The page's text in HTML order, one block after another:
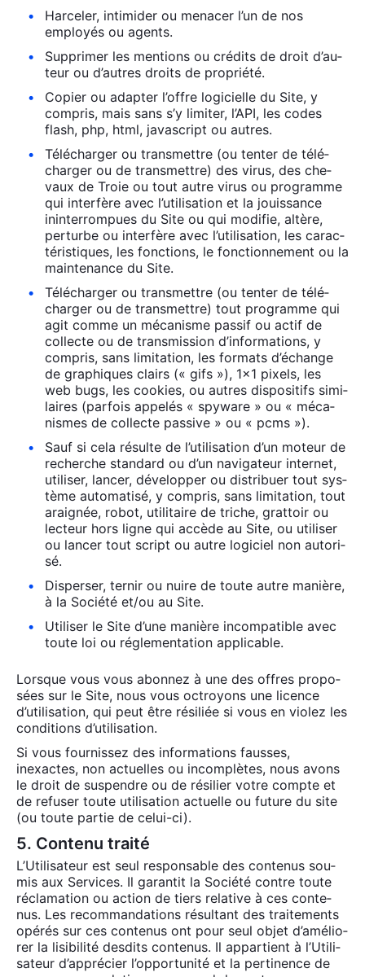
Har­ce­ler, inti­mi­der ou mena­cer l’un de nos
employés ou agents.
Sup­pri­mer les men­tions ou cré­dits de droit d’au­
teur ou d’autres droits de pro­prié­té.
Copier ou adap­ter l’offre logi­cielle du Site, y
com­pris, mais sans s’y limi­ter, l’API, les codes
flash, php, html, javas­cript ou autres.
Télé­char­ger ou trans­mettre (ou ten­ter de télé­
char­ger ou de trans­mettre) des virus, des che­
vaux de Troie ou tout autre virus ou pro­gramme
qui inter­fère avec l’u­ti­li­sa­tion et la jouis­sance
inin­ter­rom­pues du Site ou qui modi­fie, altère,
per­turbe ou inter­fère avec l’u­ti­li­sa­tion, les carac­
té­ris­tiques, les fonc­tions, le fonc­tion­ne­ment ou la
main­te­nance du Site.
Télé­char­ger ou trans­mettre (ou ten­ter de télé­
char­ger ou de trans­mettre) tout pro­gramme qui
agit comme un méca­nisme pas­sif ou actif de
col­lecte ou de trans­mis­sion d’in­for­ma­tions, y
com­pris, sans limi­ta­tion, les for­mats d’é­change
de gra­phiques clairs (« gifs »), 1×1 pixels, les
web bugs, les cookies, ou autres dis­po­si­tifs simi­
laires (par­fois appe­lés « spy­ware » ou « méca­
nismes de col­lecte pas­sive » ou « pcms »).
Sauf si cela résulte de l’u­ti­li­sa­tion d’un moteur de
recherche stan­dard ou d’un navi­ga­teur inter­net,
uti­li­ser, lan­cer, déve­lop­per ou dis­tri­buer tout sys­
tème auto­ma­ti­sé, y com­pris, sans limi­ta­tion, tout
arai­gnée, robot, uti­li­taire de triche, grat­toir ou
lec­teur hors ligne qui accède au Site, ou uti­li­ser
ou lan­cer tout script ou autre logi­ciel non auto­ri­
sé.
Dis­per­ser, ter­nir ou nuire de toute autre manière,
à la Socié­té et/ou au Site.
Uti­li­ser le Site d’une manière incom­pa­tible avec
toute loi ou régle­men­ta­tion appli­cable.
Lorsque vous vous abon­nez à une des offres pro­po­
sées sur le Site, nous vous octroyons une licence
d’utilisation, qui peut être rési­liée si vous en vio­lez les
condi­tions d’utilisation.
Si vous four­nis­sez des infor­ma­tions fausses,
inexactes, non actuelles ou incom­plètes, nous avons
le droit de sus­pendre ou de rési­lier votre compte et
de refu­ser toute uti­li­sa­tion actuelle ou future du site
(ou toute par­tie de celui-ci).
5. Contenu traité
L’U­ti­li­sa­teur est seul res­pon­sable des conte­nus sou­
mis aux Ser­vices. Il garan­tit la Socié­té contre toute
récla­ma­tion ou action de tiers rela­tive à ces conte­
nus. Les recom­man­da­tions résul­tant des trai­te­ments
opé­rés sur ces conte­nus ont pour seul objet d’a­mé­lio­
rer la lisi­bi­li­té des­dits conte­nus. Il appar­tient à l’U­ti­li­
sa­teur d’ap­pré­cier l’op­por­tu­ni­té et la per­ti­nence de